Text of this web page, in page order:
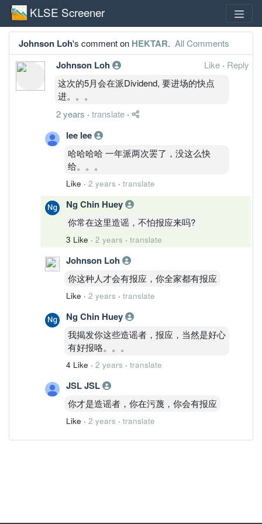
KLSE Screener
Johnson Loh's comment on HEKTAR. All Comments
Johnson Loh Like · Reply
这次的5月会在派Dividend, 要进场的快点
进。。。
2 years · translate ·
lee lee
哈哈哈哈 一年派两次罢了，没这么快
给。。。
Like · 2 years · translate
Ng Chin Huey
你常在这里造谣，不怕报应来吗?
3 Like · 2 years · translate
Johnson Loh
你这种人才会有报应，你全家都有报应
Like · 2 years · translate
Ng Chin Huey
我揭发你这些造谣者，报应，当然是好心
有好报咯。。。
4 Like · 2 years · translate
JSL JSL
你才是造谣者，你在污蔑，你会有报应
Like · 2 years · translate